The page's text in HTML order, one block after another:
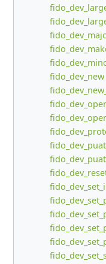
fido_dev_new